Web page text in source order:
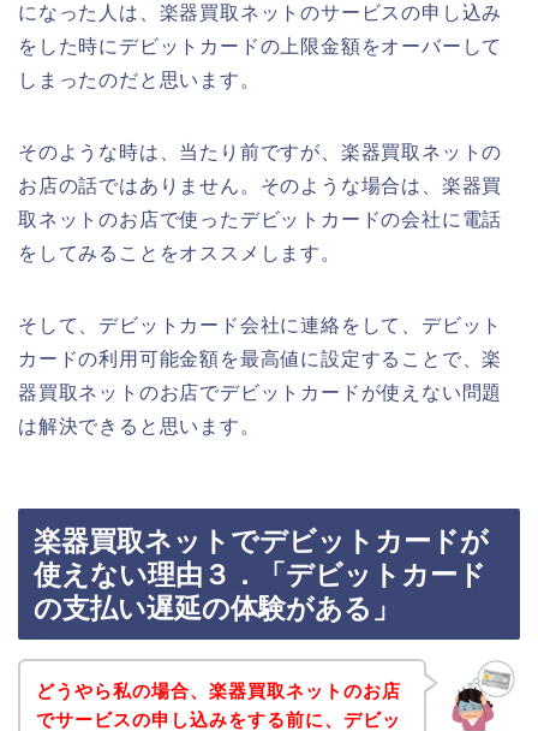
になった人は、楽器買取ネットのサービスの申し込み
をした時にデビットカードの上限金額をオーバーして
しまったのだと思います。
そのような時は、当たり前ですが、楽器買取ネットの
お店の話ではありません。そのような場合は、楽器買
取ネットのお店で使ったデビットカードの会社に電話
をしてみることをオススメします。
そして、デビットカード会社に連絡をして、デビット
カードの利用可能金額を最高値に設定することで、楽
器買取ネットのお店でデビットカードが使えない問題
は解決できると思います。
楽器買取ネットでデビットカードが
使えない理由３．「デビットカード
の支払い遅延の体験がある」
どうやら私の場合、楽器買取ネットのお店
でサービスの申し込みをする前に、デビッ